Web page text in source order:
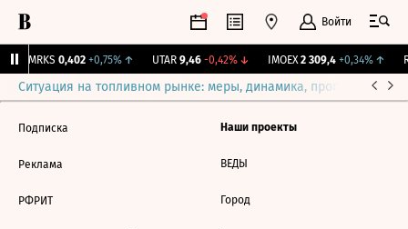
Войти
MRKS 0,402 +0,75%↑ UTAR 9,46 -0,42%↓ IMOEX 2 309,4 +0,34%↑
Ситуация на топливном рынке: меры, динамика, прогнозы
Подписка
Реклама
РФРИТ
Наши проекты
ВЕДЫ
Город